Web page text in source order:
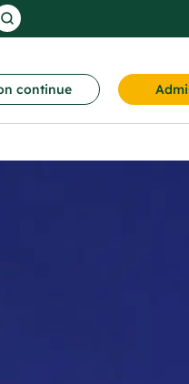
continue